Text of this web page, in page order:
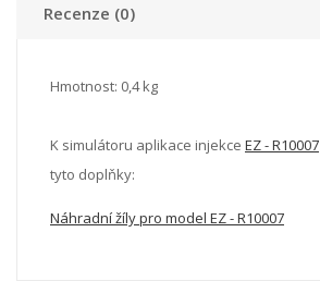
Recenze (0)
Hmotnost: 0,4 kg
K simulátoru aplikace injekce EZ - R10007
tyto doplňky:
Náhradní žíly pro model EZ - R10007